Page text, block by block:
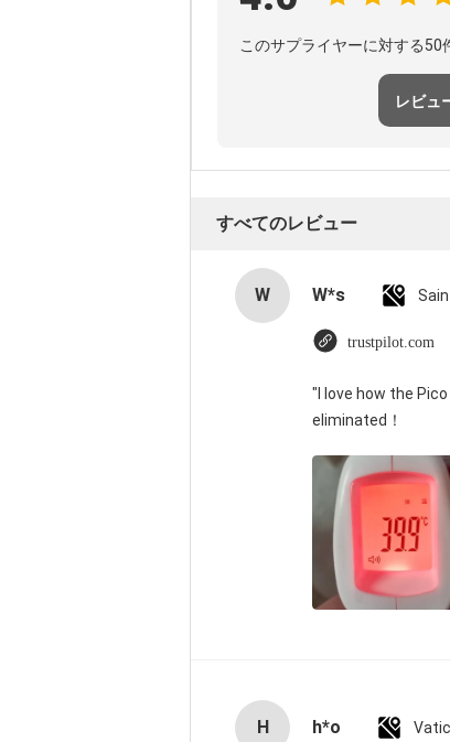
このサプライヤーに対する
レビュ
すべてのレビュー
W W*s
trustpilot.com
"I love how the
eliminated！
H h*o